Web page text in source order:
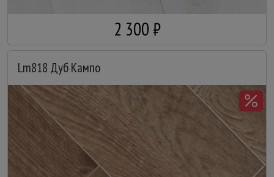
2 300 ₽
Lm818 Дуб Кампо